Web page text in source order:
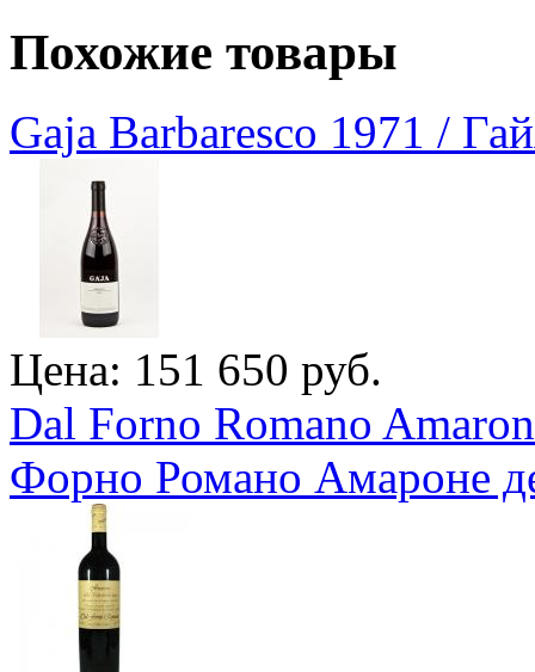
Похожие товары
Gaja Barbaresco 1971 /
Цена: 151 650 руб.
Dal Forno Romano
Форно Романо Амароне